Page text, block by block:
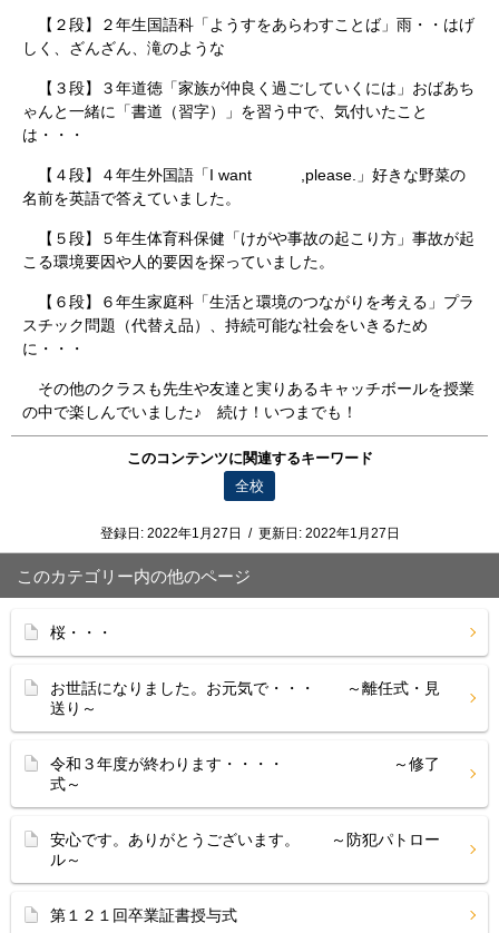
【２段】２年生国語科「ようすをあらわすことば」雨・・はげ
しく、ざんざん、滝のような
【３段】３年道徳「家族が仲良く過ごしていくには」おばあち
ゃんと一緒に「書道（習字）」を習う中で、気付いたこと
は・・・
【４段】４年生外国語「I want ,please.」好きな野菜の
名前を英語で答えていました。
【５段】５年生体育科保健「けがや事故の起こり方」事故が起
こる環境要因や人的要因を探っていました。
【６段】６年生家庭科「生活と環境のつながりを考える」プラ
スチック問題（代替え品）、持続可能な社会をいきるため
に・・・
その他のクラスも先生や友達と実りあるキャッチボールを授業
の中で楽しんでいました♪ 続け！いつまでも！
このコンテンツに関連するキーワード
全校
登録日: 2022年1月27日 / 更新日: 2022年1月27日
このカテゴリー内の他のページ
桜・・・
お世話になりました。お元気で・・・ ～離任式・見
送り～
令和３年度が終わります・・・・ ～修了
式～
安心です。ありがとうございます。 ～防犯パトロー
ル～
第１２１回卒業証書授与式